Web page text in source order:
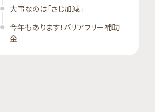
大事なのは「さじ加減」
今年もあります！バリアフリー補助
金